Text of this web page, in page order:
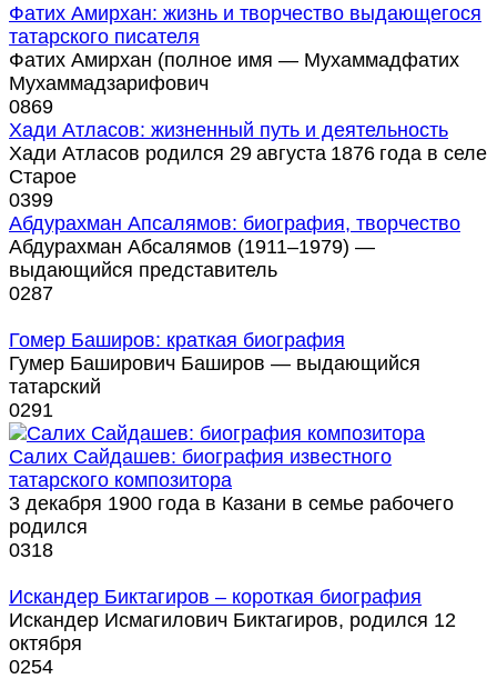
Фатих Амирхан: жизнь и творчество выдающегося
татарского писателя
Фатих Амирхан (полное имя — Мухаммадфатих
Мухаммадзарифович
0869
Хади Атласов: жизненный путь и деятельность
Хади Атласов родился 29 августа 1876 года в селе
Старое
0399
Абдурахман Апсалямов: биография, творчество
Абдурахман Абсалямов (1911–1979) —
выдающийся представитель
0287
Гомер Баширов: краткая биография
Гумер Баширович Баширов — выдающийся
татарский
0291
Салих Сайдашев: биография известного
татарского композитора
3 декабря 1900 года в Казани в семье рабочего
родился
0318
Искандер Биктагиров – короткая биография
Искандер Исмагилович Биктагиров, родился 12
октября
0254